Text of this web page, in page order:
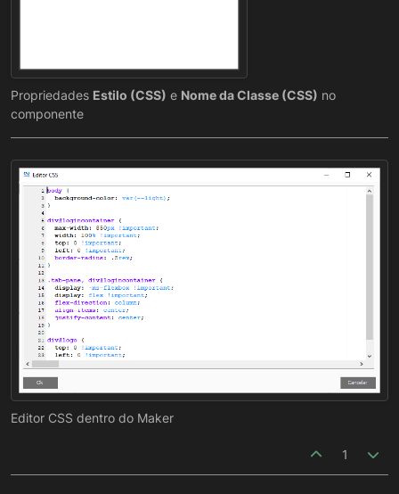
Propriedades Estilo (CSS) e Nome da Classe (CSS) no
componente
Editor CSS dentro do Maker
1